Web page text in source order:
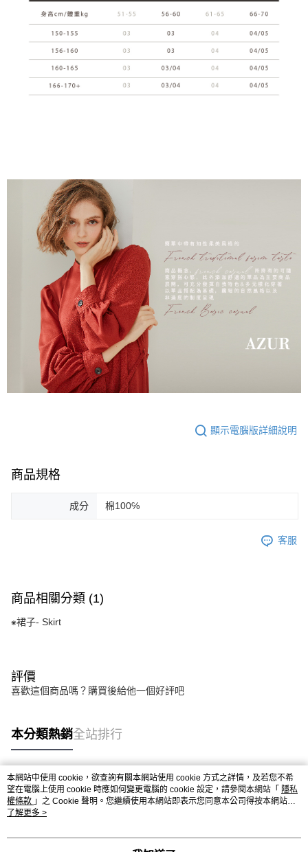
顯示電腦版詳細說明
商品規格
成分 棉100℅
客服
商品相關分類 (1)
⁕裙子- Skirt
評價
喜歡這個商品嗎？購買後給他一個好評吧
本分類熱銷全站排行
熱門標籤
本網站中使用 cookie，欲查詢有關本網站使用 cookie 方式之詳情，及若您不希
望在電腦上使用 cookie 時應如何變更電腦的 cookie 設定，請參閱本網站「 隱私
權條款 」之 Cookie 聲明。您繼續使用本網站即表示您同意本公司得按本網站使
用條款之 Cookie 聲明使用 cookie。
了解更多 >